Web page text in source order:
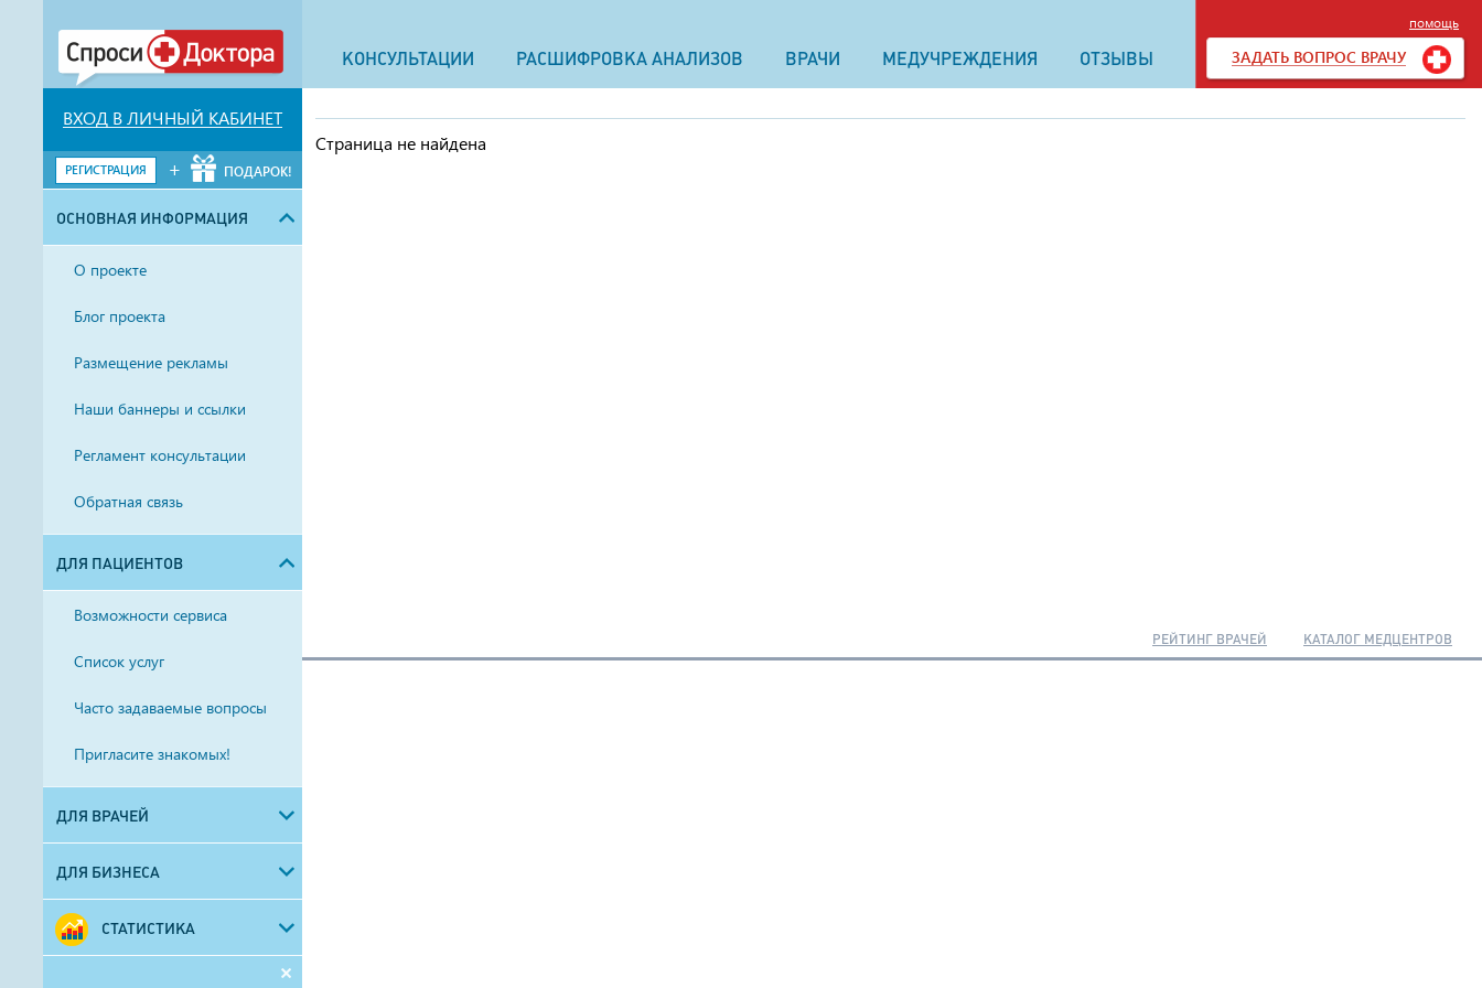
ВХОД В ЛИЧНЫЙ КАБИНЕТ
РЕГИСТРАЦИЯ + ПОДАРОК!
ОСНОВНАЯ ИНФОРМАЦИЯ
О проекте
Блог проекта
Размещение рекламы
Наши баннеры и ссылки
Регламент консультации
Обратная связь
ДЛЯ ПАЦИЕНТОВ
Возможности сервиса
Список услуг
Часто задаваемые вопросы
Пригласите знакомых!
ДЛЯ ВРАЧЕЙ
ДЛЯ БИЗНЕСА
СТАТИСТИКА
помощь
ЗАДАТЬ ВОПРОС ВРАЧУ
КОНСУЛЬТАЦИИ РАСШИФРОВКА АНАЛИЗОВ ВРАЧИ МЕДУЧРЕЖДЕНИЯ ОТЗЫВЫ
Страница не найдена
РЕЙТИНГ ВРАЧЕЙ КАТАЛОГ МЕДЦЕНТРОВ